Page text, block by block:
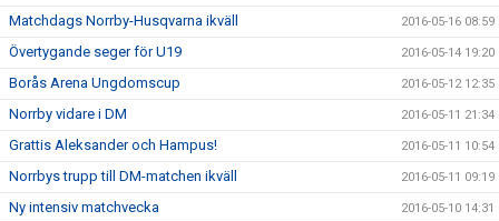
Matchdags Norrby-Husqvarna ikväll 2016-05-16 08:59
Övertygande seger för U19 2016-05-14 19:20
Borås Arena Ungdomscup 2016-05-12 12:35
Norrby vidare i DM 2016-05-11 21:34
Grattis Aleksander och Hampus! 2016-05-11 10:54
Norrbys trupp till DM-matchen ikväll 2016-05-11 09:19
Ny intensiv matchvecka 2016-05-10 14:31